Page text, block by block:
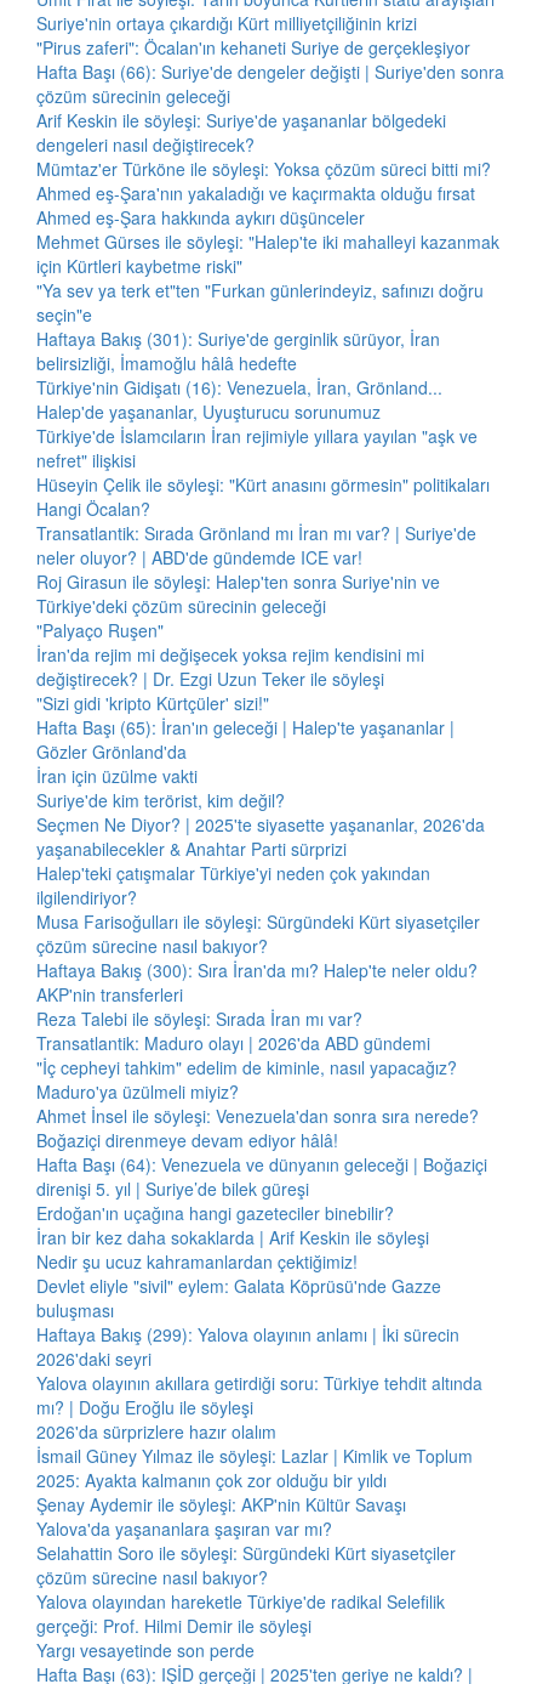
Suriye'nin ortaya çıkardığı Kürt milliyetçiliğinin krizi
"Pirus zaferi": Öcalan'ın kehaneti Suriye de gerçekleşiyor
Hafta Başı (66): Suriye'de dengeler değişti | Suriye'den sonra
çözüm sürecinin geleceği
Arif Keskin ile söyleşi: Suriye'de yaşananlar bölgedeki
dengeleri nasıl değiştirecek?
Mümtaz'er Türköne ile söyleşi: Yoksa çözüm süreci bitti mi?
Ahmed eş-Şara'nın yakaladığı ve kaçırmakta olduğu fırsat
Ahmed eş-Şara hakkında aykırı düşünceler
Mehmet Gürses ile söyleşi: "Halep'te iki mahalleyi kazanmak
için Kürtleri kaybetme riski"
"Ya sev ya terk et"ten "Furkan günlerindeyiz, safınızı doğru
seçin"e
Haftaya Bakış (301): Suriye'de gerginlik sürüyor, İran
belirsizliği, İmamoğlu hâlâ hedefte
Türkiye'nin Gidişatı (16): Venezuela, İran, Grönland...
Halep'de yaşananlar, Uyuşturucu sorunumuz
Türkiye'de İslamcıların İran rejimiyle yıllara yayılan "aşk ve
nefret" ilişkisi
Hüseyin Çelik ile söyleşi: "Kürt anasını görmesin" politikaları
Hangi Öcalan?
Transatlantik: Sırada Grönland mı İran mı var? | Suriye'de
neler oluyor? | ABD'de gündemde ICE var!
Roj Girasun ile söyleşi: Halep'ten sonra Suriye'nin ve
Türkiye'deki çözüm sürecinin geleceği
"Palyaço Ruşen"
İran'da rejim mi değişecek yoksa rejim kendisini mi
değiştirecek? | Dr. Ezgi Uzun Teker ile söyleşi
"Sizi gidi 'kripto Kürtçüler' sizi!"
Hafta Başı (65): İran'ın geleceği | Halep'te yaşananlar |
Gözler Grönland'da
İran için üzülme vakti
Suriye'de kim terörist, kim değil?
Seçmen Ne Diyor? | 2025'te siyasette yaşananlar, 2026'da
yaşanabilecekler & Anahtar Parti sürprizi
Halep'teki çatışmalar Türkiye'yi neden çok yakından
ilgilendiriyor?
Musa Farisoğulları ile söyleşi: Sürgündeki Kürt siyasetçiler
çözüm sürecine nasıl bakıyor?
Haftaya Bakış (300): Sıra İran'da mı? Halep'te neler oldu?
AKP'nin transferleri
Reza Talebi ile söyleşi: Sırada İran mı var?
Transatlantik: Maduro olayı | 2026'da ABD gündemi
"İç cepheyi tahkim" edelim de kiminle, nasıl yapacağız?
Maduro'ya üzülmeli miyiz?
Ahmet İnsel ile söyleşi: Venezuela'dan sonra sıra nerede?
Boğaziçi direnmeye devam ediyor hâlâ!
Hafta Başı (64): Venezuela ve dünyanın geleceği | Boğaziçi
direnişi 5. yıl | Suriye’de bilek güreşi
Erdoğan'ın uçağına hangi gazeteciler binebilir?
İran bir kez daha sokaklarda | Arif Keskin ile söyleşi
Nedir şu ucuz kahramanlardan çektiğimiz!
Devlet eliyle "sivil" eylem: Galata Köprüsü'nde Gazze
buluşması
Haftaya Bakış (299): Yalova olayının anlamı | İki sürecin
2026'daki seyri
Yalova olayının akıllara getirdiği soru: Türkiye tehdit altında
mı? | Doğu Eroğlu ile söyleşi
2026'da sürprizlere hazır olalım
İsmail Güney Yılmaz ile söyleşi: Lazlar | Kimlik ve Toplum
2025: Ayakta kalmanın çok zor olduğu bir yıldı
Şenay Aydemir ile söyleşi: AKP'nin Kültür Savaşı
Yalova'da yaşananlara şaşıran var mı?
Selahattin Soro ile söyleşi: Sürgündeki Kürt siyasetçiler
çözüm sürecine nasıl bakıyor?
Yalova olayından hareketle Türkiye'de radikal Selefilik
gerçeği: Prof. Hilmi Demir ile söyleşi
Yargı vesayetinde son perde
Hafta Başı (63): IŞİD gerçeği | 2025'ten geriye ne kaldı? |